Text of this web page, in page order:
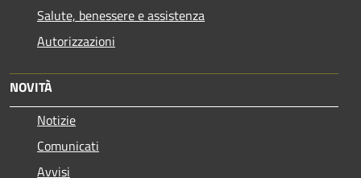
Salute, benessere e assistenza
Autorizzazioni
NOVITÀ
Notizie
Comunicati
Avvisi